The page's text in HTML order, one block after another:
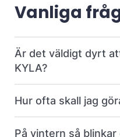
Vanliga
Är det väldigt dyrt
KYLA?
Hur ofta skall jag
På vintern så